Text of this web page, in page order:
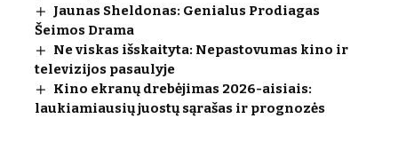
Jaunas Sheldonas: Genialus Prodiagas
Šeimos Drama
Ne viskas išskaityta: Nepastovumas kino ir
televizijos pasaulyje
Kino ekranų drebėjimas 2026-aisiais:
laukiamiausių juostų sąrašas ir prognozės